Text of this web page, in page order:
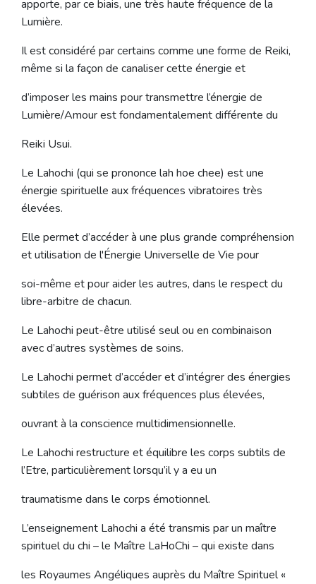
apporte, par ce biais, une très haute fréquence de la
Lumière.
Il est considéré par certains comme une forme de Reiki,
même si la façon de canaliser cette énergie et
d’imposer les mains pour transmettre l’énergie de
Lumière/Amour est fondamentalement différente du
Reiki Usui.
Le Lahochi (qui se prononce lah hoe chee) est une
énergie spirituelle aux fréquences vibratoires très
élevées.
Elle permet d’accéder à une plus grande compréhension
et utilisation de l'Énergie Universelle de Vie pour
soi-même et pour aider les autres, dans le respect du
libre-arbitre de chacun.
Le Lahochi peut-être utilisé seul ou en combinaison
avec d’autres systèmes de soins.
Le Lahochi permet d’accéder et d’intégrer des énergies
subtiles de guérison aux fréquences plus élevées,
ouvrant à la conscience multidimensionnelle.
Le Lahochi restructure et équilibre les corps subtils de
l’Etre, particulièrement lorsqu’il y a eu un
traumatisme dans le corps émotionnel.
L’enseignement Lahochi a été transmis par un maître
spirituel du chi – le Maître LaHoChi – qui existe dans
les Royaumes Angéliques auprès du Maître Spirituel «